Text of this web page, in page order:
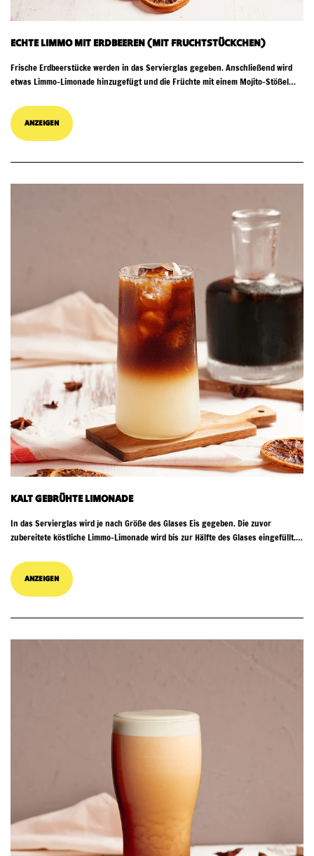
ECHTE LIMMO MIT ERDBEEREN (MIT FRUCHTSTÜCKCHEN)
Frische Erdbeerstücke werden in das Servierglas gegeben. Anschließend wird
etwas Limmo-Limonade hinzugefügt und die Früchte mit einem Mojito-Stößel
ANZEIGEN
KALT GEBRÜHTE LIMONADE
In das Servierglas wird je nach Größe des Glases Eis gegeben. Die zuvor
zubereitete köstliche Limmo-Limonade wird bis zur Hälfte des Glases eingefüllt.
ANZEIGEN